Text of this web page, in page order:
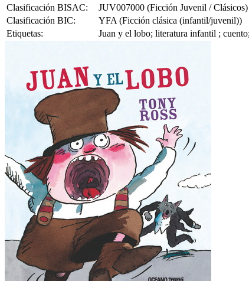
Clasificación BISAC:
JUV007000 (Ficción Juvenil / Clásicos)
Clasificación BIC:
YFA (Ficción clásica (infantil/juvenil))
Etiquetas:
Juan y el lobo; literatura infantil ;